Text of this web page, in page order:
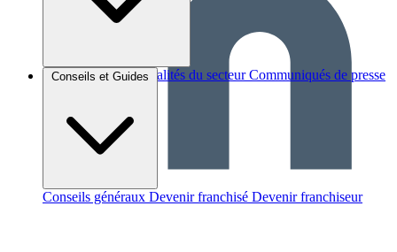
Brèves et actus Actualités du secteur Communiqués de presse
Conseils et Guides
Conseils généraux Devenir franchisé Devenir franchiseur